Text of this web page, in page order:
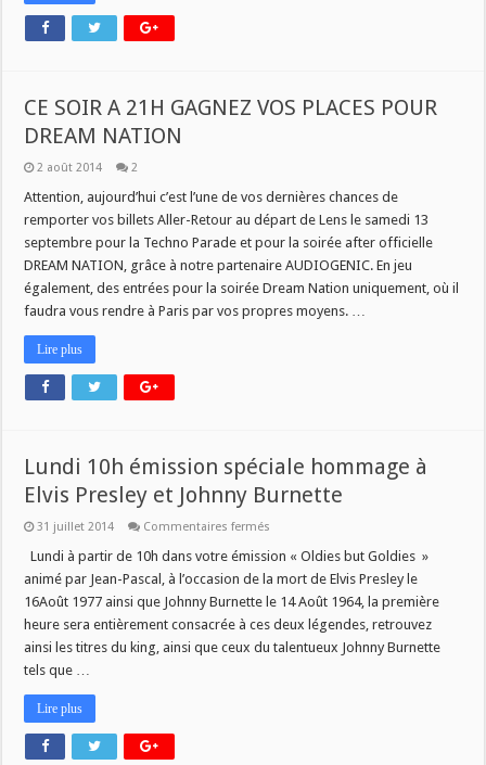
CE SOIR A 21H GAGNEZ VOS PLACES POUR
DREAM NATION
2 août 2014 2
Attention, aujourd’hui c’est l’une de vos dernières chances de
remporter vos billets Aller-Retour au départ de Lens le samedi 13
septembre pour la Techno Parade et pour la soirée after officielle
DREAM NATION, grâce à notre partenaire AUDIOGENIC. En jeu
également, des entrées pour la soirée Dream Nation uniquement, où il
faudra vous rendre à Paris par vos propres moyens. …
Lire plus
Lundi 10h émission spéciale hommage à
Elvis Presley et Johnny Burnette
31 juillet 2014 Commentaires fermés
10h
spéciale
hommage
à
Elvis
Presley
et
Lundi à partir de 10h dans votre émission « Oldies but Goldies »
animé par Jean-Pascal, à l’occasion de la mort de Elvis Presley le
16Août 1977 ainsi que Johnny Burnette le 14 Août 1964, la première
heure sera entièrement consacrée à ces deux légendes, retrouvez
ainsi les titres du king, ainsi que ceux du talentueux Johnny Burnette
tels que …
Lire plus